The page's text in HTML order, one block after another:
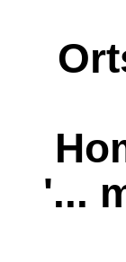
'...